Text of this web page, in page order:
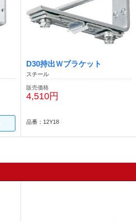
D30持出Ｗブラケット
スチール
販売価格
4,510円
品番：12Y18